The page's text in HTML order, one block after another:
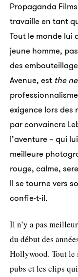
Propaganda
travaille en tant
Tout le monde lui
jeune homme,
des
Avenue, est the
exigence lors
par convaincre
l’aventure – qui
meilleure
rouge, calme,
Il se tourne vers
confie-t-il.
Il n’y a pas
du début des
Hollywood. Tout le
pubs et les clips